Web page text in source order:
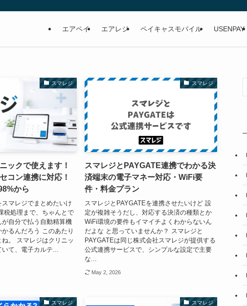
エアペイ エアレジ ペイキャスモバイル USENPAY
スマレジ
ックで使えます！
コン連携に対応！
から
マレジでまとめたいけ
税処理まで、ちゃんとで
が自分で払う自動精算機
るんだろう このあたり
。 スマレジはクリニッ
て、電子カルテ...
スマレジ
スマレジとPAYGATE連携でわかる決
済端末の電子マネー対応・WiFi要
件・料金プラン
スマレジとPAYGATEを連携させたいけど 設
定が複雑そうだし、対応する決済の種類とか
WiFi環境の要件もイマイチよくわからないん
だよな と思っていませんか？ スマレジと
PAYGATEは同じ株式会社スマレジが提供する
公式連携サービスで、シンプルな設定で主要
な...
May 2, 2026
スマレジ スマレジ